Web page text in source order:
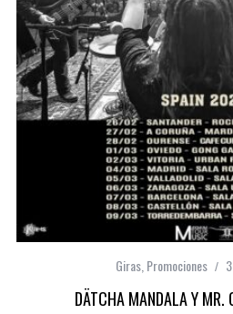
Giras Promociones
DÄTCHA MANDALA Y MR.